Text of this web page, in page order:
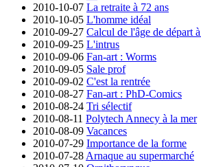
2010-10-07 La retraite à 72 ans
2010-10-05 L'homme idéal
2010-09-27 Calcul de l'âge de départ
2010-09-25 L'intrus
2010-09-06 Fan-art : Worms
2010-09-05 Sale prof
2010-09-02 C'est la rentrée
2010-08-27 Fan-art : PhD-Comics
2010-08-24 Tri sélectif
2010-08-11 Polytech Annecy à la mer
2010-08-09 Vacances
2010-07-29 Importance de la forme
2010-07-28 Arnaque au supermarché